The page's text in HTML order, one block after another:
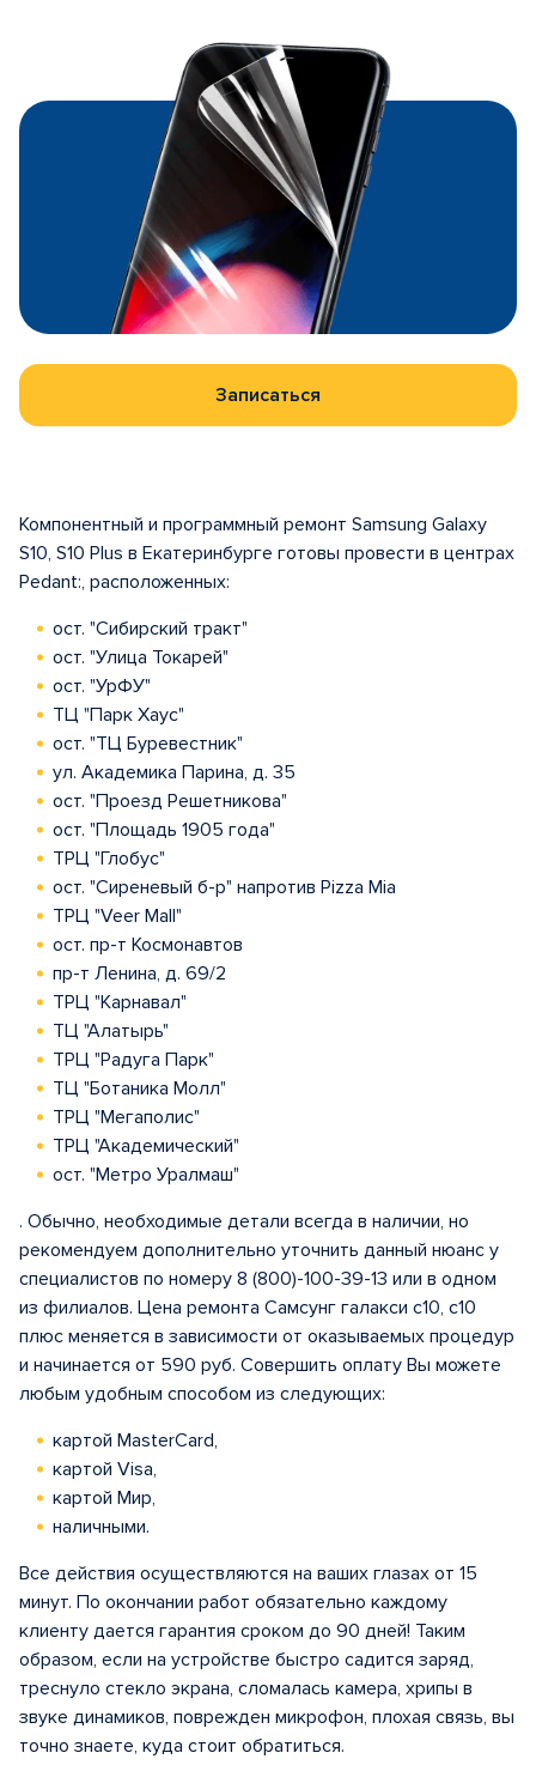
Записаться
Компонентный и программный ремонт Samsung Galaxy
S10, S10 Plus в Екатеринбурге готовы провести в центрах
Pedant:, расположенных:
ост. "Сибирский тракт"
ост. "Улица Токарей"
ост. "УрФУ"
ТЦ "Парк Хаус"
ост. "ТЦ Буревестник"
ул. Академика Парина, д. 35
ост. "Проезд Решетникова"
ост. "Площадь 1905 года"
ТРЦ "Глобус"
ост. "Сиреневый б-р" напротив Pizza Mia
ТРЦ "Veer Mall"
ост. пр-т Космонавтов
пр-т Ленина, д. 69/2
ТРЦ "Карнавал"
ТЦ "Алатырь"
ТРЦ "Радуга Парк"
ТЦ "Ботаника Молл"
ТРЦ "Мегаполис"
ТРЦ "Академический"
ост. "Метро Уралмаш"
. Обычно, необходимые детали всегда в наличии, но
рекомендуем дополнительно уточнить данный нюанс у
специалистов по номеру 8 (800)-100-39-13 или в одном
из филиалов. Цена ремонта Самсунг галакси с10, с10
плюс меняется в зависимости от оказываемых процедур
и начинается от 590 руб. Совершить оплату Вы можете
любым удобным способом из следующих:
картой MasterCard,
картой Visa,
картой Мир,
наличными.
Все действия осуществляются на ваших глазах от 15
минут. По окончании работ обязательно каждому
клиенту дается гарантия сроком до 90 дней! Таким
образом, если на устройстве быстро садится заряд,
треснуло стекло экрана, сломалась камера, хрипы в
звуке динамиков, поврежден микрофон, плохая связь, вы
точно знаете, куда стоит обратиться.